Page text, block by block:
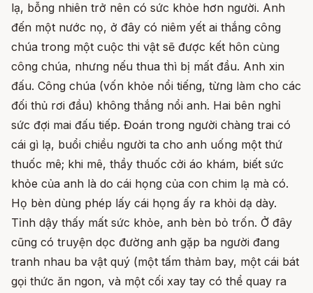
lạ, bỗng nhiên trở nên có sức khỏe hơn người. Anh
đến một nước nọ, ở đây có niêm yết ai thắng công
chúa trong một cuộc thi vật sẽ được kết hôn cùng
công chúa, nhưng nếu thua thì bị mất đầu. Anh xin
đấu. Công chúa (vốn khỏe nổi tiếng, từng làm cho các
đối thủ rơi đầu) không thắng nổi anh. Hai bên nghỉ
sức đợi mai đấu tiếp. Đoán trong người chàng trai có
cái gì lạ, buổi chiều người ta cho anh uống một thứ
thuốc mê; khi mê, thầy thuốc cởi áo khám, biết sức
khỏe của anh là do cái họng của con chim lạ mà có.
Họ bèn dùng phép lấy cái họng ấy ra khỏi dạ dày.
Tỉnh dậy thấy mất sức khỏe, anh bèn bỏ trốn. Ở đây
cũng có truyện dọc đường anh gặp ba người đang
tranh nhau ba vật quý (một tấm thảm bay, một cái bát
gọi thức ăn ngon, và một cối xay tay có thể quay ra